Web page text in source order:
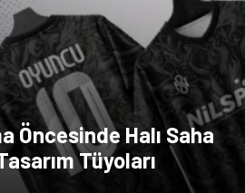
Öncesinde Halı Saha
Tüyoları